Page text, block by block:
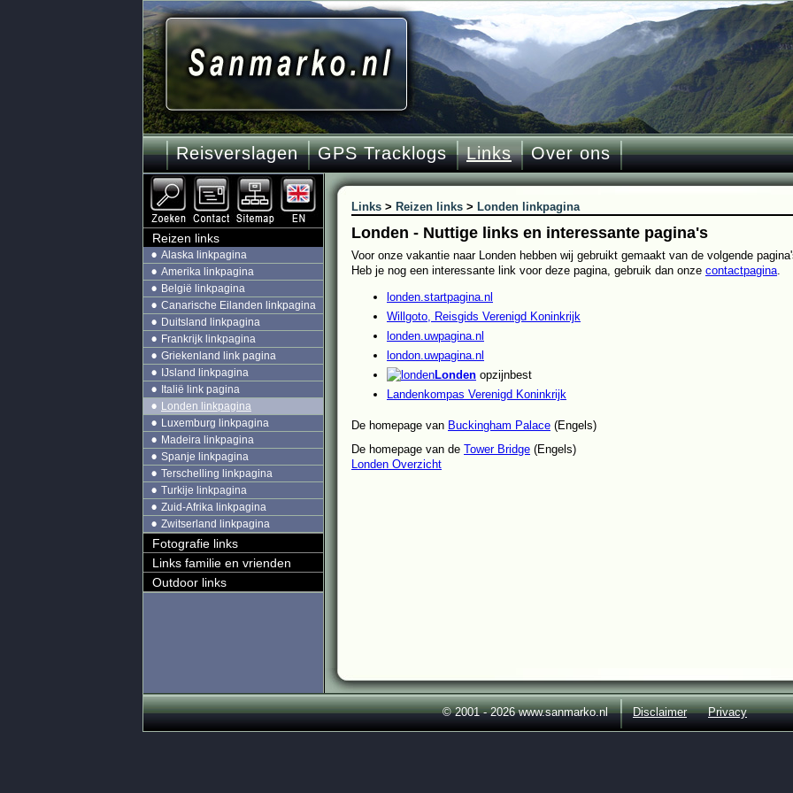
Reisverslagen GPS Tracklogs Links Over ons
Links > Reizen links > Londen linkpagina
Londen - Nuttige links en interessante pagina's
Voor onze vakantie naar Londen hebben wij gebruikt gemaakt van de volgende
Heb je nog een interessante link voor deze pagina, gebruik dan onze contactpagina.
londen.startpagina.nl
Willgoto, Reisgids Verenigd Koninkrijk
londen.uwpagina.nl
london.uwpagina.nl
Londen opzijnbest
Landenkompas Verenigd Koninkrijk
De homepage van Buckingham Palace (Engels)
De homepage van de Tower Bridge (Engels)
Londen Overzicht
Reizen links
Alaska linkpagina
Amerika linkpagina
België linkpagina
Canarische Eilanden linkpagina
Duitsland linkpagina
Frankrijk linkpagina
Griekenland link pagina
IJsland linkpagina
Italië link pagina
Londen linkpagina
Luxemburg linkpagina
Madeira linkpagina
Spanje linkpagina
Terschelling linkpagina
Turkije linkpagina
Zuid-Afrika linkpagina
Zwitserland linkpagina
Fotografie links
Links familie en vrienden
Outdoor links
© 2001 - 2026 www.sanmarko.nl Disclaimer Privacy